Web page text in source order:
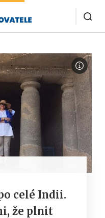
celé Indii.
že plnit